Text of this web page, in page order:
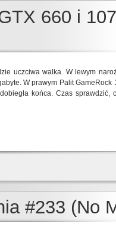
660 i
uczciwa walka. W lewym
W prawym Palit
końca. Czas
#233 (No